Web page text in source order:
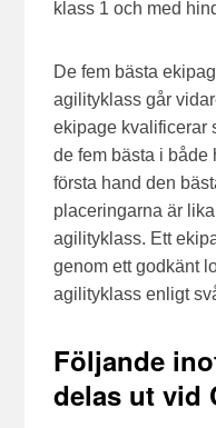
klass 1 och med
De fem bästa
agilityklass går
ekipage kvalificerar
de fem bästa i både
första hand den
placeringarna är
agilityklass. Ett
genom ett godkänt
agilityklass enligt
Följande
delas ut vid